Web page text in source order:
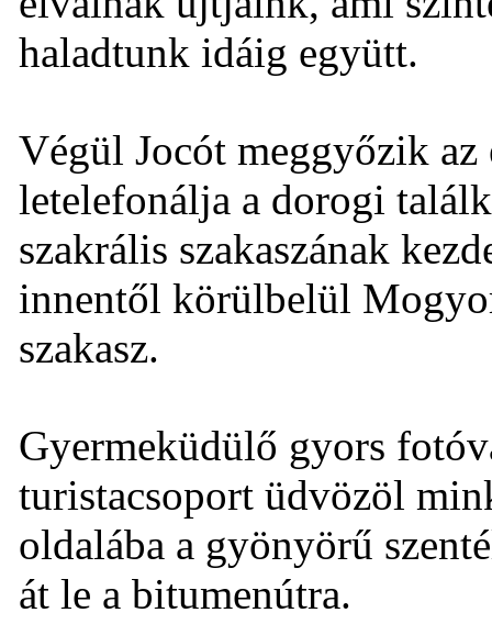
haladtunk idáig együtt.
Végül Jocót meggyőzik az
letelefonálja a dorogi
szakrális szakaszának
innentől körülbelül
szakasz.
Gyermeküdülő gyors
turistacsoport üdvözöl
oldalába a gyönyörű
át le a bitumenútra.